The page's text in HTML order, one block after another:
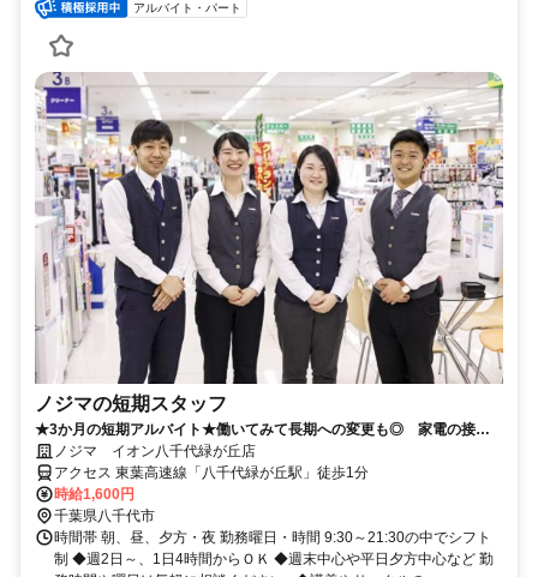
アルバイト・パート
ノジマの短期スタッフ
★3か月の短期アルバイト★働いてみて長期への変更も◎ 家電の接客
のお仕事です！
ノジマ イオン八千代緑が丘店
アクセス 東葉高速線「八千代緑が丘駅」徒歩1分
時給1,600円
千葉県八千代市
時間帯 朝、昼、夕方・夜 勤務曜日・時間 9:30～21:30の中でシフト
制 ◆週2日～、1日4時間からＯＫ ◆週末中心や平日夕方中心など 勤